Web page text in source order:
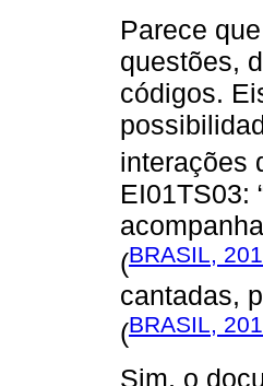
Parece
questões,
códigos.
interações
EI01TS03:
(BRASIL,
cantadas,
(BRASIL,
Sim, o